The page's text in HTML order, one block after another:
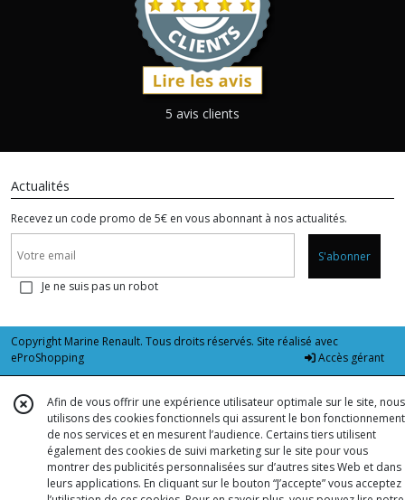
5 avis clients
Actualités
Recevez un code promo de 5€ en vous abonnant à nos actualités.
S'abonner
Je ne suis pas un robot
Copyright Marine Renault. Tous droits réservés. Site réalisé avec
eProShopping
Accès gérant
Afin de vous offrir une expérience utilisateur optimale sur le site, nous
utilisons des cookies fonctionnels qui assurent le bon fonctionnement
de nos services et en mesurent l’audience. Certains tiers utilisent
également des cookies de suivi marketing sur le site pour vous
montrer des publicités personnalisées sur d’autres sites Web et dans
leurs applications. En cliquant sur le bouton “J’accepte” vous acceptez